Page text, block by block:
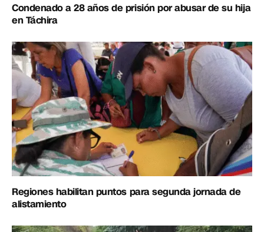
Condenado a 28 años de prisión por abusar de su hija
en Táchira
Regiones habilitan puntos para segunda jornada de
alistamiento